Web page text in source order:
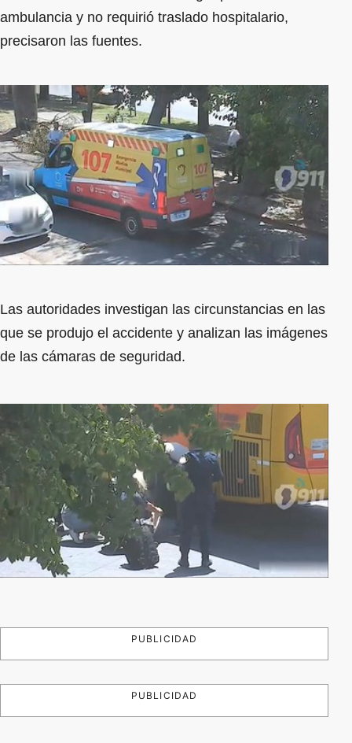
ambulancia y no requirió traslado hospitalario,
precisaron las fuentes.
Las autoridades investigan las circunstancias en las
que se produjo el accidente y analizan las imágenes
de las cámaras de seguridad.
PUBLICIDAD
PUBLICIDAD